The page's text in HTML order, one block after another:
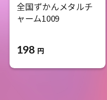
全国ずかんメタルチ
ャーム1009
198 円